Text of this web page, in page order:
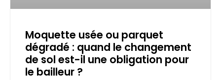
Moquette usée ou parquet
dégradé : quand le changement
de sol est-il une obligation pour
le bailleur ?